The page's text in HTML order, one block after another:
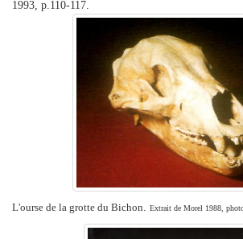
1993, p.110-117.
L'ourse de la grotte du Bichon. Extrait de Morel 1988,